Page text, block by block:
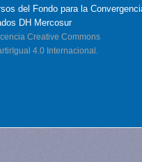
del Fondo para la
DH Mercosur
Creative Commons
4.0 Internacional.